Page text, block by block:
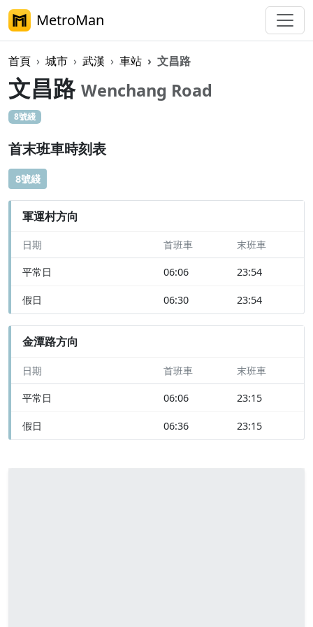
MetroMan
首頁 城市 武漢 車站 文昌路
文昌路 Wenchang Road
8號綫
首末班車時刻表
8號綫
軍運村方向
日期 首班車 末班車
平常日 06:06 23:54
假日 06:30 23:54
金潭路方向
日期 首班車 末班車
平常日 06:06 23:15
假日 06:36 23:15